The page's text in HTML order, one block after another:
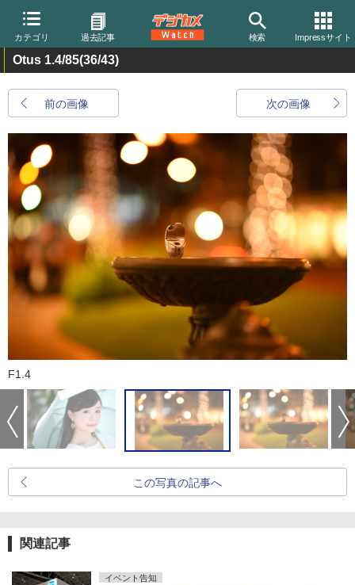
カテゴリ 過去記事 検索 Impressサイト
Otus 1.4/85(36/43)
前の画像 次の画像
F1.4
この写真の記事へ
関連記事
イベント告知